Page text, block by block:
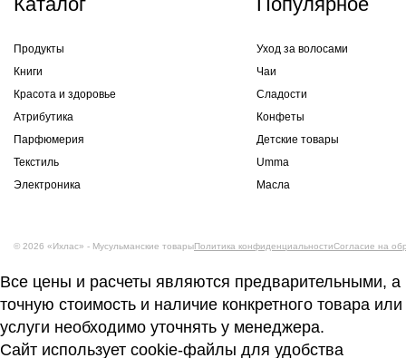
Продукты
Книги
Красота и здоровье
Атрибутика
Парфюмерия
Текстиль
Электроника
Уход за волосами
Чаи
Сладости
Конфеты
Детские товары
Umma
Масла
© 2026 «Ихлас» - Мусульманские товарыПолитика конфиденциальностиСогласие на
Все цены и расчеты являются предварительными, а
точную стоимость и наличие конкретного товара или
услуги необходимо уточнять у менеджера.
Сайт использует cookie-файлы для удобства